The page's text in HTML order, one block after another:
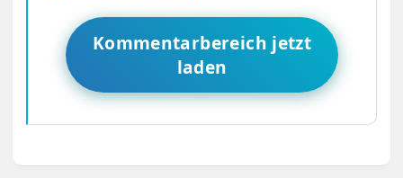
Kommentarbereich jetzt
laden